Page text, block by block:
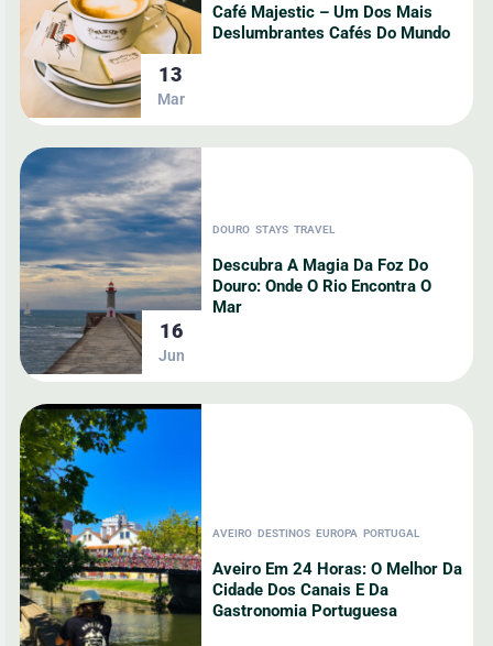
13
Mar
Café Majestic – Um Dos Mais
Deslumbrantes Cafés Do Mundo
16
Jun
DOURO STAYS TRAVEL
Descubra A Magia Da Foz Do
Douro: Onde O Rio Encontra O
Mar
AVEIRO DESTINOS EUROPA PORTUGAL
Aveiro Em 24 Horas: O Melhor Da
Cidade Dos Canais E Da
Gastronomia Portuguesa